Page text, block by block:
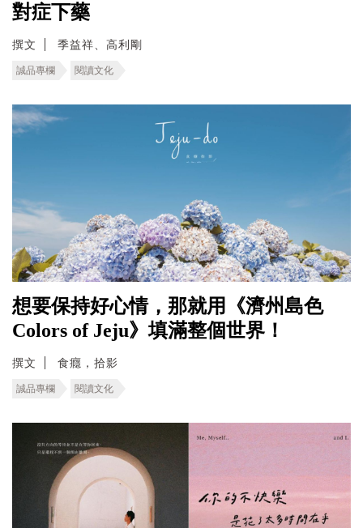
對症下藥
撰文 季益祥、高利剛
誠品專欄 閱讀文化
想要保持好心情，那就用《濟州島色
Colors of Jeju》填滿整個世界！
撰文 食癮，拾影
誠品專欄 閱讀文化